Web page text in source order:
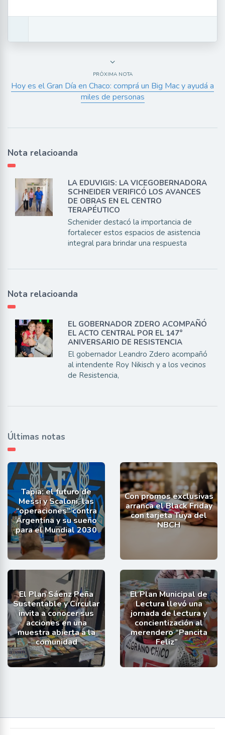
PRÓXIMA NOTA
Hoy es el Gran Día en Chaco: comprá un Big Mac y ayudá a
miles de personas
Nota relacioanda
LA EDUVIGIS: LA VICEGOBERNADORA
SCHNEIDER VERIFICÓ LOS AVANCES
DE OBRAS EN EL CENTRO
TERAPÉUTICO
Schenider destacó la importancia de
fortalecer estos espacios de asistencia
integral para brindar una respuesta
Nota relacioanda
EL GOBERNADOR ZDERO ACOMPAÑÓ
EL ACTO CENTRAL POR EL 147°
ANIVERSARIO DE RESISTENCIA
El gobernador Leandro Zdero acompañó
al intendente Roy Nikisch y a los vecinos
de Resistencia,
Últimas notas
Tapia: el futuro de
Messi y Scaloni, las
“operaciones” contra
Argentina y su sueño
para el Mundial 2030
Con promos exclusivas
arranca el Black Friday
con tarjeta Tuya del
NBCH
El Plan Sáenz Peña
Sustentable y Circular
invita a conocer sus
acciones en una
muestra abierta a la
comunidad
El Plan Municipal de
Lectura llevó una
jornada de lectura y
concientización al
merendero “Pancita
Feliz”